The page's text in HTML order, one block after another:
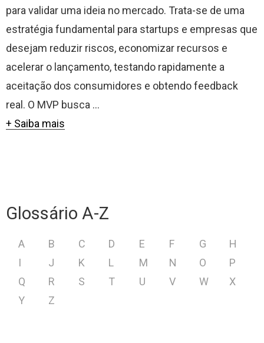
para validar uma ideia no mercado. Trata-se de uma
estratégia fundamental para startups e empresas que
desejam reduzir riscos, economizar recursos e
acelerar o lançamento, testando rapidamente a
aceitação dos consumidores e obtendo feedback
real. O MVP busca ...
+ Saiba mais
Glossário A-Z
A B C D E F G
H
I
J K L M N O
P
Q
R S T U V W
X
Y
Z